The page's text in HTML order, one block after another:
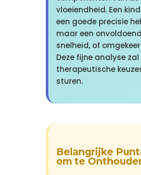
vloeiendheid. Een
een goede precisie
maar een
snelheid, of
Deze fijne analyse zal
therapeutische
sturen.
Belangrijke
om te